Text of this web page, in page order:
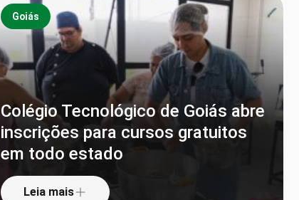
Goiás
Colégio Tecnológico de Goiás abre
inscrições para cursos gratuitos
em todo estado
Leia mais